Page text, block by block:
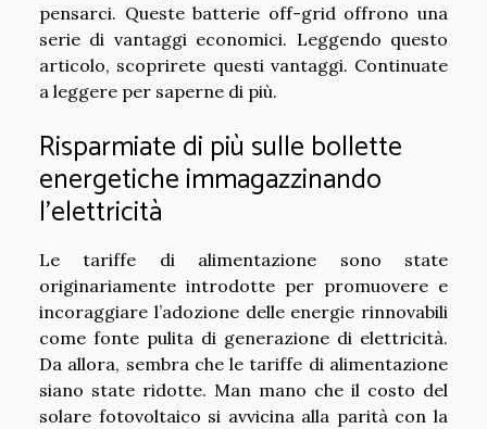
pensarci. Queste batterie off-grid offrono una
serie di vantaggi economici. Leggendo questo
articolo, scoprirete questi vantaggi. Continuate
a leggere per saperne di più.
Risparmiate di più sulle bollette
energetiche immagazzinando
l’elettricità
Le tariffe di alimentazione sono state
originariamente introdotte per promuovere e
incoraggiare l’adozione delle energie rinnovabili
come fonte pulita di generazione di elettricità.
Da allora, sembra che le tariffe di alimentazione
siano state ridotte. Man mano che il costo del
solare fotovoltaico si avvicina alla parità con la